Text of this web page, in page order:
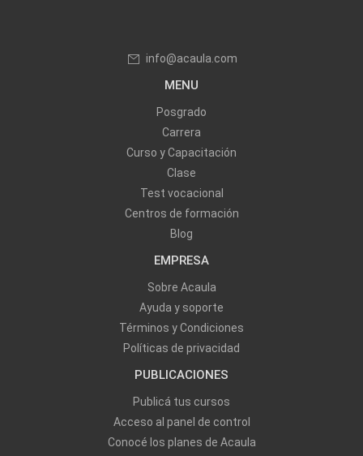
info@acaula.com
MENU
Posgrado
Carrera
Curso y Capacitación
Clase
Test vocacional
Centros de formación
Blog
EMPRESA
Sobre Acaula
Ayuda y soporte
Términos y Condiciones
Políticas de privacidad
PUBLICACIONES
Publicá tus cursos
Acceso al panel de control
Conocé los planes de Acaula